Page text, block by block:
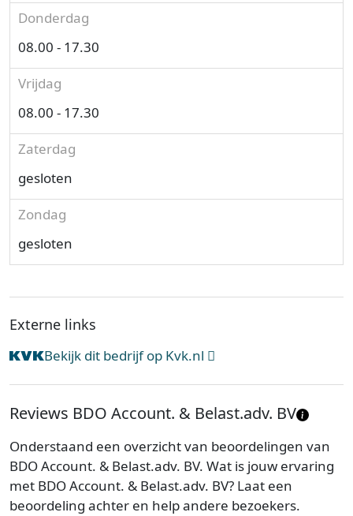
Donderdag
08.00 - 17.30
Vrijdag
08.00 - 17.30
Zaterdag
gesloten
Zondag
gesloten
Externe links
Bekijk dit bedrijf op Kvk.nl
Reviews BDO Account. & Belast.adv. BV
Onderstaand een overzicht van beoordelingen van
BDO Account. & Belast.adv. BV. Wat is jouw ervaring
met BDO Account. & Belast.adv. BV? Laat een
beoordeling achter en help andere bezoekers.